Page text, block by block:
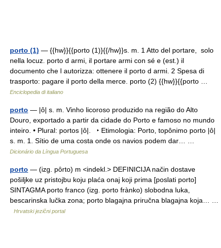
porto (1) — {{hw}}{{porto (1)}{{/hw}}s. m. 1 Atto del portare, solo
nella locuz. porto d armi, il portare armi con sé e (est.) il
documento che l autorizza: ottenere il porto d armi. 2 Spesa di
trasporto: pagare il porto della merce. porto (2) {{hw}}{{porto …
Enciclopedia di italiano
porto — |ô| s. m. Vinho licoroso produzido na região do Alto
Douro, exportado a partir da cidade do Porto e famoso no mundo
inteiro. • Plural: portos |ô|. ‣ Etimologia: Porto, topônimo porto |ô|
s. m. 1. Sítio de uma costa onde os navios podem dar… …
Dicionário da Língua Portuguesa
porto — (izg. pȏrto) m <indekl.> DEFINICIJA način dostave
pošiljke uz pristojbu koju plaća onaj koji prima [poslati porto]
SINTAGMA porto franco (izg. porto frànko) slobodna luka,
bescarinska lučka zona; porto blagajna priručna blagajna koja… …
Hrvatski jezični portal